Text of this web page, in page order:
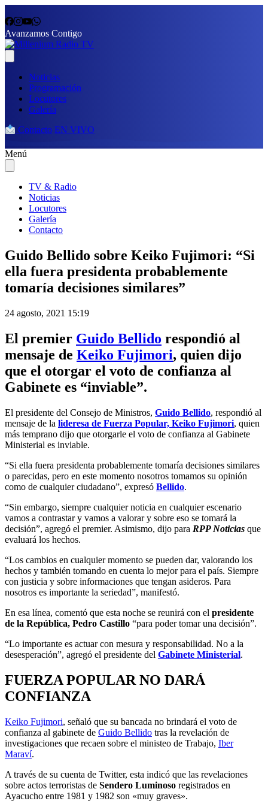
Avanzamos Contigo
Noticias
Programación
Locutores
Galería
Contacto EN VIVO
Menú
TV & Radio
Noticias
Locutores
Galería
Contacto
Guido Bellido sobre Keiko Fujimori: “Si
ella fuera presidenta probablemente
tomaría decisiones similares”
24 agosto, 2021 15:19
El premier Guido Bellido respondió al
mensaje de Keiko Fujimori, quien dijo
que el otorgar el voto de confianza al
Gabinete es “inviable”.
El presidente del Consejo de Ministros, Guido Bellido, respondió al
mensaje de la lideresa de Fuerza Popular, Keiko Fujimori, quien
más temprano dijo que otorgarle el voto de confianza al Gabinete
Ministerial es inviable.
“Si ella fuera presidenta probablemente tomaría decisiones similares
o parecidas, pero en este momento nosotros tomamos su opinión
como de cualquier ciudadano”, expresó Bellido.
“Sin embargo, siempre cualquier noticia en cualquier escenario
vamos a contrastar y vamos a valorar y sobre eso se tomará la
decisión”, agregó el premier. Asimismo, dijo para RPP Noticias que
evaluará los hechos.
“Los cambios en cualquier momento se pueden dar, valorando los
hechos y también tomando en cuenta lo mejor para el país. Siempre
con justicia y sobre informaciones que tengan asideros. Para
nosotros es importante la seriedad”, manifestó.
En esa línea, comentó que esta noche se reunirá con el presidente
de la República, Pedro Castillo “para poder tomar una decisión”.
“Lo importante es actuar con mesura y responsabilidad. No a la
desesperación”, agregó el presidente del Gabinete Ministerial.
FUERZA POPULAR NO DARÁ
CONFIANZA
Keiko Fujimori, señaló que su bancada no brindará el voto de
confianza al gabinete de Guido Bellido tras la revelación de
investigaciones que recaen sobre el ministeo de Trabajo, Iber
Maraví.
A través de su cuenta de Twitter, esta indicó que las revelaciones
sobre actos terroristas de Sendero Luminoso registrados en
Ayacucho entre 1981 y 1982 son «muy graves».